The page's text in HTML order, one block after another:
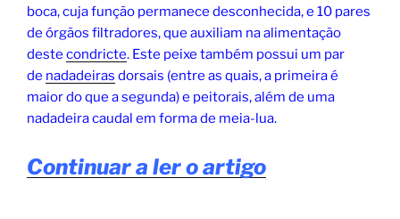
boca, cuja função permanece desconhecida, e 10 pares
de órgãos filtradores, que auxiliam na alimentação
deste condricte. Este peixe também possui um par
de nadadeiras dorsais (entre as quais, a primeira é
maior do que a segunda) e peitorais, além de uma
nadadeira caudal em forma de meia-lua.
Continuar a ler o artigo